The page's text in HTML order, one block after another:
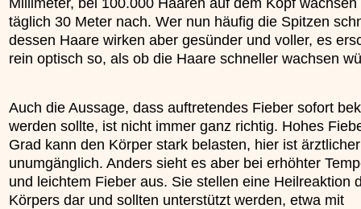
täglich 30 Meter nach. Wer nun häufig die Spitzen
dessen Haare wirken aber gesünder und voller, es
rein optisch so, als ob die Haare schneller wachsen
Auch die Aussage, dass auftretendes Fieber sofort
werden sollte, ist nicht immer ganz richtig. Hohes
Grad kann den Körper stark belasten, hier ist
unumgänglich. Anders sieht es aber bei erhöhter
und leichtem Fieber aus. Sie stellen eine Heilreaktion
Körpers dar und sollten unterstützt werden, etwa mit